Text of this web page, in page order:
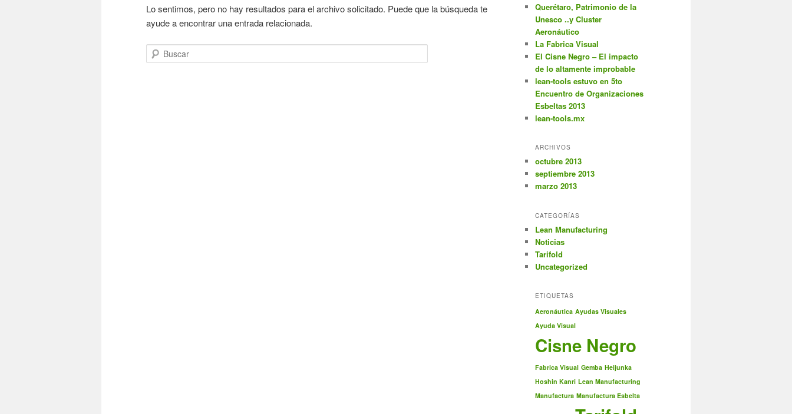
Lo sentimos, pero no hay resultados para el archivo solicitado. Puede que la búsqueda te
ayude a encontrar una entrada relacionada.
Buscar
r
Querétaro, Patrimonio de la
Unesco ..y Cluster
Aeronáutico
La Fabrica Visual
El Cisne Negro – El impacto
de lo altamente improbable
lean-tools estuvo en 5to
Encuentro de Organizaciones
Esbeltas 2013
lean-tools.mx
ARCHIVOS
octubre 2013
septiembre 2013
marzo 2013
CATEGORÍAS
Lean Manufacturing
Noticias
Tarifold
Uncategorized
ETIQUETAS
Aeronáutica Ayudas Visuales
Ayuda Visual
Cisne Negro
Fabrica Visual Gemba Heijunka
Hoshin Kanri Lean Manufacturing
Manufactura Manufactura Esbelta